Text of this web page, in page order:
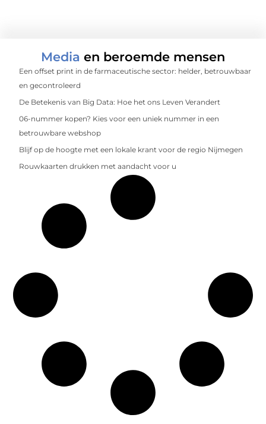
Media en beroemde mensen
Een offset print in de farmaceutische sector: helder, betrouwbaar
en gecontroleerd
De Betekenis van Big Data: Hoe het ons Leven Verandert
06-nummer kopen? Kies voor een uniek nummer in een
betrouwbare webshop
Blijf op de hoogte met een lokale krant voor de regio Nijmegen
Rouwkaarten drukken met aandacht voor u